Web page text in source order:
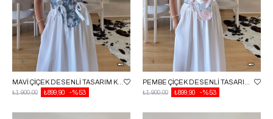
%53
₺899,90
₺1.900,00
%53
₺899,90
₺1.900,00